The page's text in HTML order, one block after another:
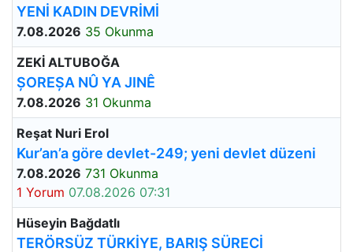
YENİ KADIN DEVRİMİ
7.08.2026 35 Okunma
ZEKİ ALTUBOĞA
ȘOREȘA NÛ YA JINÊ
7.08.2026 31 Okunma
Reşat Nuri Erol
Kur’an’a göre devlet-249; yeni devlet düzeni
7.08.2026 731 Okunma
1 Yorum 07.08.2026 07:31
Hüseyin Bağdatlı
TERÖRSÜZ TÜRKİYE, BARIŞ SÜRECİ